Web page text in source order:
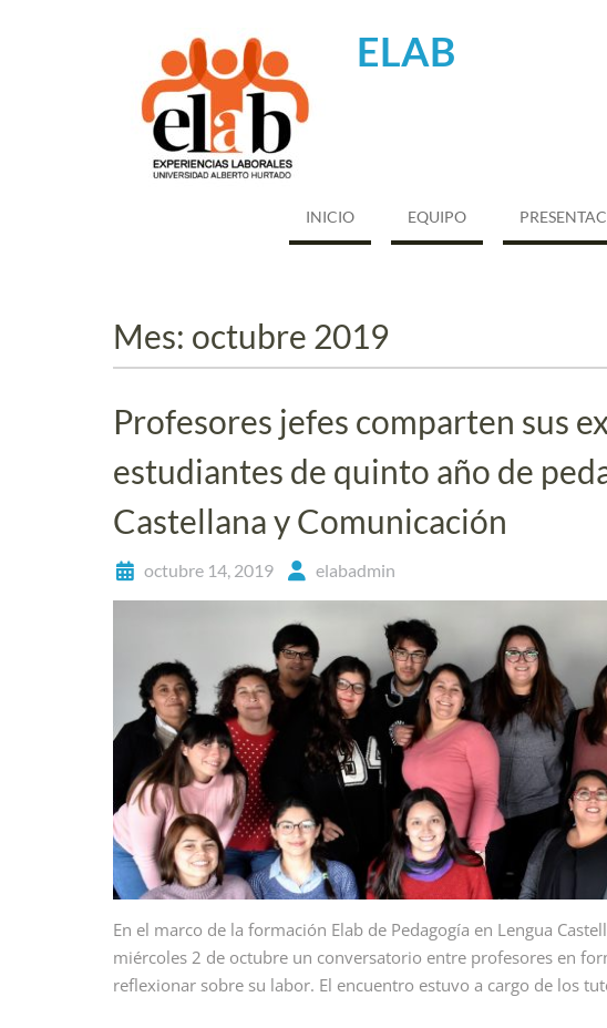
ELAB
INICIO EQUIPO
Mes: octubre 2019
Profesores jefes comparten sus
estudiantes de quinto año de
Castellana y Comunicación
octubre 14, 2019 elabadmin
En el marco de la formación Elab de Pedagogía en Lengua
miércoles 2 de octubre un conversatorio entre profesores en
reflexionar sobre su labor. El encuentro estuvo a cargo de los